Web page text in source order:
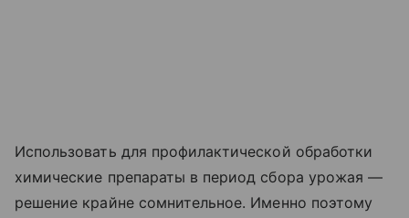
Использовать для профилактической обработки
химические препараты в период сбора урожая —
решение крайне сомнительное. Именно поэтому